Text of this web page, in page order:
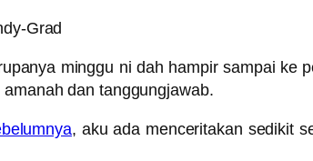
minggu ni dah hampir sampai ke
dan tanggungjawab.
, aku ada menceritakan sedikit